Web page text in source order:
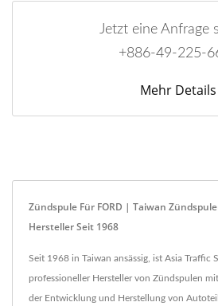
Jetzt eine Anfrage
+886-49-225-
Mehr Details
Zündspule Für FORD | Taiwan
Hersteller Seit 1968
Seit 1968 in Taiwan ansässig, ist Asia Traffic
professioneller Hersteller von Zündspulen
der Entwicklung und Herstellung von